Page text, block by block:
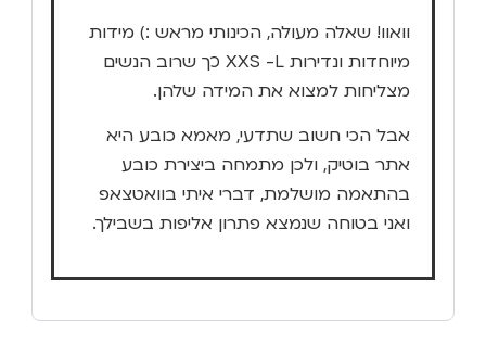
וואוו! שאלה מעולה, הכינותי מראש :) מידות
מיוחדות ונדירות XXS -L כך שרוב הנשים
מצליחות למצוא את המידה שלהן.
אבל הכי חשוב שתדעי, מאמא כובע היא
אתר בוטיק, ולכן מתמחה ביצירת כובע
בהתאמה מושלמת, דברי איתי בוואטצאפ
ואני בטוחה שנמצא פתרון אליפות בשבילך.